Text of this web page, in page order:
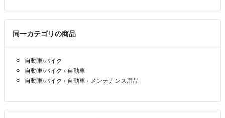
同一カテゴリの商品
自動車/バイク
自動車/バイク › 自動車
自動車/バイク › 自動車 › メンテナンス用品